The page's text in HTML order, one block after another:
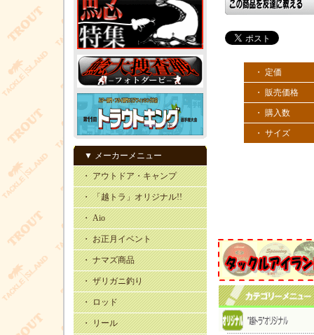
▼ メーカーメニュー
・ アウトドア・キャンプ
・ 「越トラ」オリジナル!!
・ Aio
・ お正月イベント
・ ナマズ商品
・ ザリガニ釣り
・ ロッド
・ リール
・ 定価
・ 販売価格
・ 購入数
・ サイズ